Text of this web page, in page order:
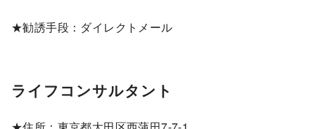
★勧誘手段：ダイレクトメール
ライフコンサルタント